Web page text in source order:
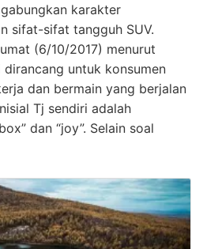
karakter
sifat-sifat tangguh SUV.
(6/10/2017) menurut
untuk konsumen
dan bermain yang berjalan
Tj sendiri adalah
dan “joy”. Selain soal